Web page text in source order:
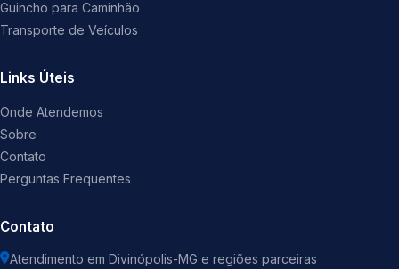
Guincho para Caminhão
Transporte de Veículos
Links Úteis
Onde Atendemos
Sobre
Contato
Perguntas Frequentes
Contato
Atendimento em Divinópolis-MG e regiões parceiras